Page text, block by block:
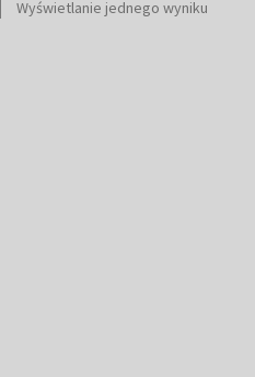
Wyświetlanie jednego wyniku